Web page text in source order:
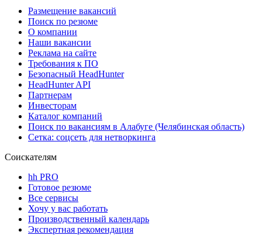
Размещение вакансий
Поиск по резюме
О компании
Наши вакансии
Реклама на сайте
Требования к ПО
Безопасный HeadHunter
HeadHunter API
Партнерам
Инвесторам
Каталог компаний
Поиск по вакансиям в Алабуге (Челябинская область)
Сетка: соцсеть для нетворкинга
Соискателям
hh PRO
Готовое резюме
Все сервисы
Хочу у вас работать
Производственный календарь
Экспертная рекомендация